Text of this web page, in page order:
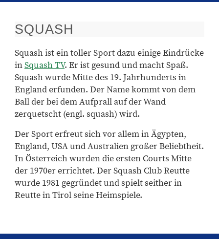
SQUASH
Squash ist ein toller Sport dazu einige Eindrücke
inSquash TV. Er ist gesund und macht Spaß.
Squash wurde Mitte des 19. Jahrhunderts in
England erfunden. Der Name kommt von dem
Ball der bei dem Aufprall auf der Wand
zerquetscht (engl. squash) wird.
​Der Sport erfreut sich vor allem in Ägypten,
England, USA und Australien großer Beliebtheit.
In Österreich wurden die ersten Courts Mitte
der 1970er errichtet. Der Squash Club Reutte
wurde 1981 gegründet und spielt seither in
Reutte in Tirol seine Heimspiele.